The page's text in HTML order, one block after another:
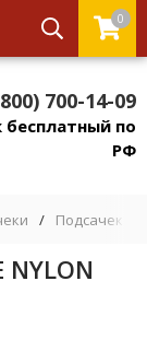
0
700-14-09
бесплатный по
РФ
/ Подсачек